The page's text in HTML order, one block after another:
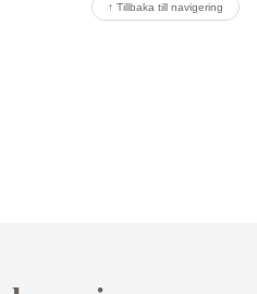
↑ Tillbaka till navigering